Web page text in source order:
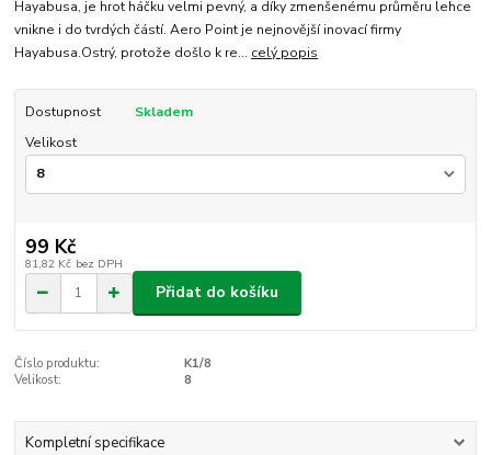
Hayabusa, je hrot háčku velmi pevný, a díky zmenšenému průměru lehce
vnikne i do tvrdých částí. Aero Point je nejnovější inovací firmy
Hayabusa.Ostrý, protože došlo k re... celý popis
Dostupnost
Skladem
Velikost
99 Kč
81,82 Kč bez DPH
Přidat do košíku
Číslo produktu:
K1/8
Velikost:
8
Kompletní specifikace